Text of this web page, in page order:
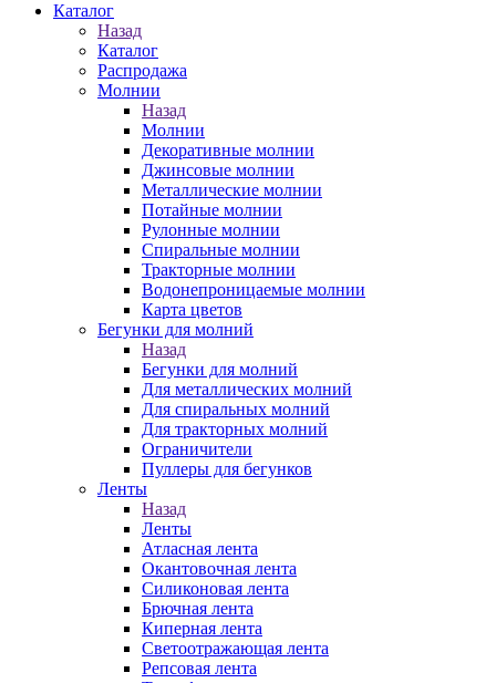
Каталог
Назад
Каталог
Распродажа
Молнии
Назад
Молнии
Декоративные молнии
Джинсовые молнии
Металлические молнии
Потайные молнии
Рулонные молнии
Спиральные молнии
Тракторные молнии
Водонепроницаемые молнии
Карта цветов
Бегунки для молний
Назад
Бегунки для молний
Для металлических молний
Для спиральных молний
Для тракторных молний
Ограничители
Пуллеры для бегунков
Ленты
Назад
Ленты
Атласная лента
Окантовочная лента
Силиконовая лента
Брючная лента
Киперная лента
Светоотражающая лента
Репсовая лента